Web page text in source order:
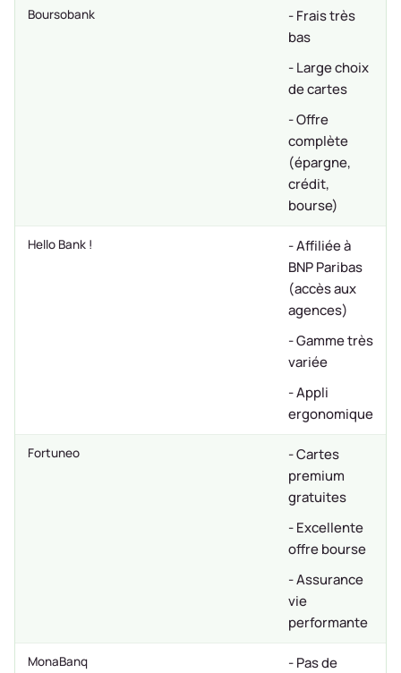
Boursobank
- Frais très
bas
- Large choix
de cartes
- Offre
complète
(épargne,
crédit,
bourse)
Hello Bank !
- Affiliée à
BNP Paribas
(accès aux
agences)
- Gamme très
variée
- Appli
ergonomique
Fortuneo
- Cartes
premium
gratuites
- Excellente
offre bourse
- Assurance
vie
performante
MonaBanq
- Pas de